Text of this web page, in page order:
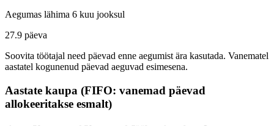
Aegumas lähima 6 kuu jooksul
27.9 päeva
Soovita töötajal need päevad enne aegumist ära kasutada. Vanematel
aastatel kogunenud päevad aeguvad esimesena.
Aastate kaupa (FIFO: vanemad päevad
allokeeritakse esmalt)